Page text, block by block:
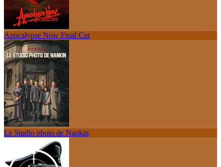
Apocalypse Now Final Cut
Le Studio photo de Nankin